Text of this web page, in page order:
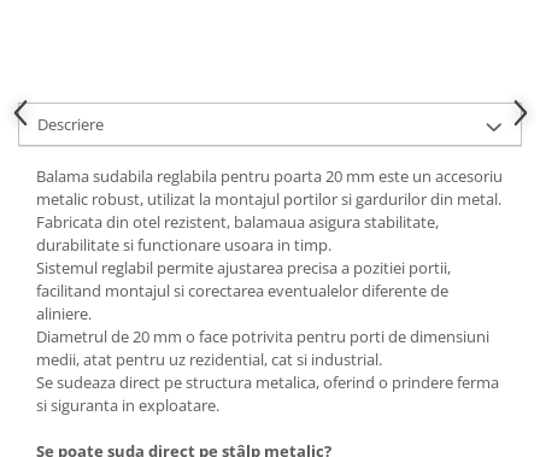
Erbicid
Fungicid
Insecticid
Tratamente repaus vegetativ
Ingrasaminte plante
Ingrasaminte plante
Ingrasaminte plante - CUTIE / KG
Ingrasaminte plante - ECOLOGICE
Ingrasaminte plante - FLORI
Ingrasaminte plante - FLORI - GEL
Descriere
Balama sudabila reglabila pentru poarta 20 mm este un accesoriu
metalic robust, utilizat la montajul portilor si gardurilor din metal.
Fabricata din otel rezistent, balamaua asigura stabilitate,
durabilitate si functionare usoara in timp.
Sistemul reglabil permite ajustarea precisa a pozitiei portii,
facilitand montajul si corectarea eventualelor diferente de
aliniere.
Diametrul de 20 mm o face potrivita pentru porti de dimensiuni
medii, atat pentru uz rezidential, cat si industrial.
Se sudeaza direct pe structura metalica, oferind o prindere ferma
si siguranta in exploatare.
Se poate suda direct pe stâlp metalic?